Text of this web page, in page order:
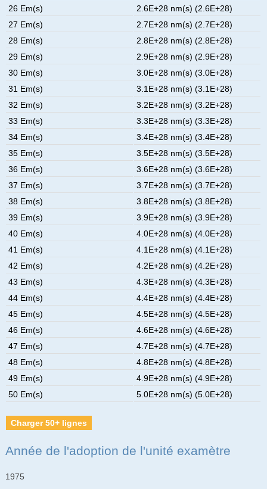
26 Em(s)
2.6E+28 nm(s) (2.6E+28)
27 Em(s)
2.7E+28 nm(s) (2.7E+28)
28 Em(s)
2.8E+28 nm(s) (2.8E+28)
29 Em(s)
2.9E+28 nm(s) (2.9E+28)
30 Em(s)
3.0E+28 nm(s) (3.0E+28)
31 Em(s)
3.1E+28 nm(s) (3.1E+28)
32 Em(s)
3.2E+28 nm(s) (3.2E+28)
33 Em(s)
3.3E+28 nm(s) (3.3E+28)
34 Em(s)
3.4E+28 nm(s) (3.4E+28)
35 Em(s)
3.5E+28 nm(s) (3.5E+28)
36 Em(s)
3.6E+28 nm(s) (3.6E+28)
37 Em(s)
3.7E+28 nm(s) (3.7E+28)
38 Em(s)
3.8E+28 nm(s) (3.8E+28)
39 Em(s)
3.9E+28 nm(s) (3.9E+28)
40 Em(s)
4.0E+28 nm(s) (4.0E+28)
41 Em(s)
4.1E+28 nm(s) (4.1E+28)
42 Em(s)
4.2E+28 nm(s) (4.2E+28)
43 Em(s)
4.3E+28 nm(s) (4.3E+28)
44 Em(s)
4.4E+28 nm(s) (4.4E+28)
45 Em(s)
4.5E+28 nm(s) (4.5E+28)
46 Em(s)
4.6E+28 nm(s) (4.6E+28)
47 Em(s)
4.7E+28 nm(s) (4.7E+28)
48 Em(s)
4.8E+28 nm(s) (4.8E+28)
49 Em(s)
4.9E+28 nm(s) (4.9E+28)
50 Em(s)
5.0E+28 nm(s) (5.0E+28)
Charger 50+ lignes
Année de l'adoption de l'unité examètre
1975